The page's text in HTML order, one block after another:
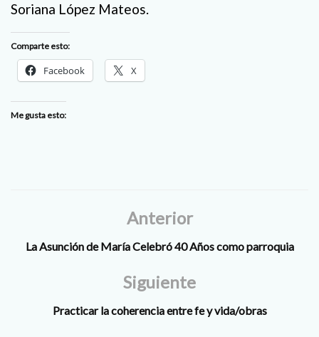
Soriana López Mateos.
Comparte esto:
Facebook X
Me gusta esto:
Anterior
La Asunción de María Celebró 40 Años como parroquia
Siguiente
Practicar la coherencia entre fe y vida/obras